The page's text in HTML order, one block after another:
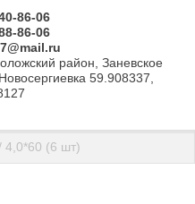
86-06
86-06
район, Заневское
59.908337,
4,0*60 (6 шт)